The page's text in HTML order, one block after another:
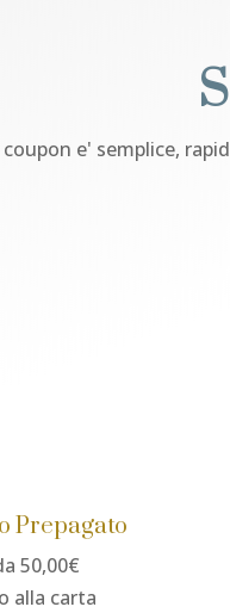
coupon e' semplice,
Prepagato
50,00€
alla carta